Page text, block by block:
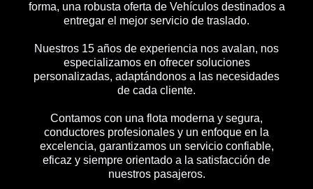
forma, una robusta oferta de Vehículos destinados a
entregar el mejor servicio de traslado.
Nuestros 15 años de experiencia nos avalan, nos
especializamos en ofrecer soluciones
personalizadas, adaptándonos a las necesidades
de cada cliente.
Contamos con una flota moderna y segura,
conductores profesionales y un enfoque en la
excelencia, garantizamos un servicio confiable,
eficaz y siempre orientado a la satisfacción de
nuestros pasajeros.